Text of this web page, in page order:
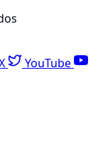
YouTube